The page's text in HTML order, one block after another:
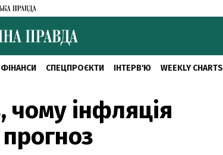
ФІНАНСИ СПЕЦПРОЄКТИ ІНТЕРВ'Ю WEEKLY CHARTS
чому інфляція